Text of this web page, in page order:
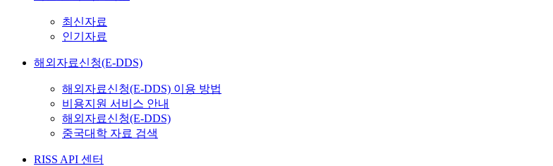
최신자료
인기자료
해외자료신청(E-DDS)
해외자료신청(E-DDS) 이용 방법
비용지원 서비스 안내
해외자료신청(E-DDS)
중국대학 자료 검색
RISS API 센터